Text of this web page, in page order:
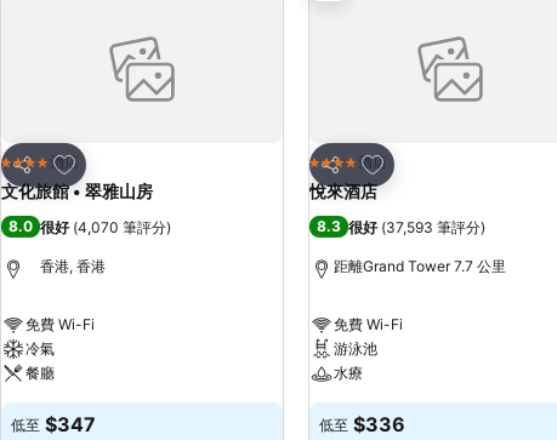
分享
放到收藏夾
4 星級 酒店
文化旅館 • 翠雅山房
8.0 很好 (4,070 筆評分)
香港, 香港
免費 Wi-Fi
冷氣
餐廳
低至 $347
分享
放到收藏夾
4 星級 酒店
悅來酒店
8.3 很好 (37,593 筆評分)
距離Grand Tower 7.7 公里
免費 Wi-Fi
游泳池
水療
低至 $336